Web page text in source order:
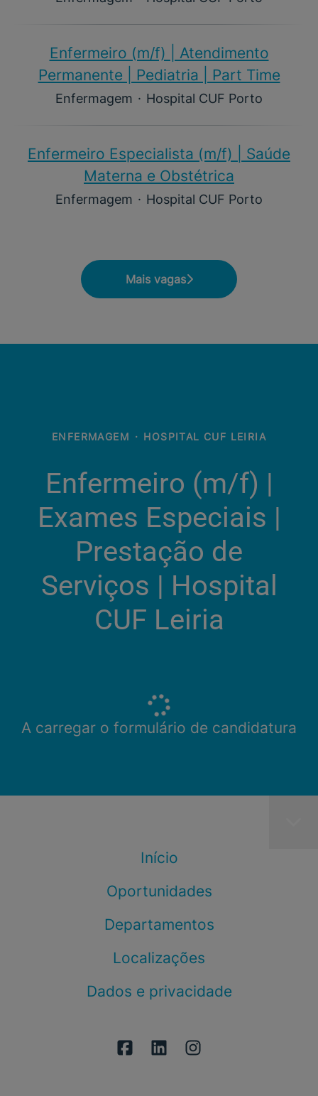
Enfermeiro (m/f)​ | Atendimento
Permanente | Pediatria | Part Time
Enfermagem · Hospital CUF Porto
Enfermeiro Especialista (m/f)​ | Saúde
Materna e Obstétrica
Enfermagem · Hospital CUF Porto
Mais vagas
ENFERMAGEM · HOSPITAL CUF LEIRIA
Enfermeiro (m/f)​ |
Exames Especiais |
Prestação de
Serviços | Hospital
CUF Leiria
A carregar o formulário de candidatura
Início
Oportunidades
Departamentos
Localizações
Dados e privacidade